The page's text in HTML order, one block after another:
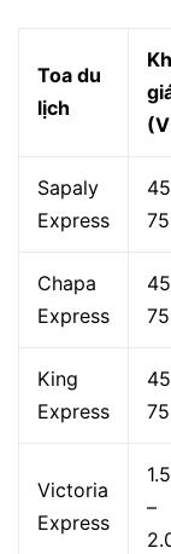
Toa du
lịch
Sapaly
Express
Chapa
Express
King
Express
Victoria
Express
–